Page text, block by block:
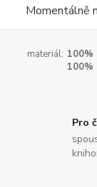
Momentálně
materiál: 100%
Pro